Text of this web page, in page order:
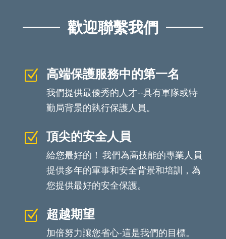
歡迎聯繫我們
Z 高端保護服務中的第一名
我們提供最優秀的人才--具有軍隊或特
勤局背景的執行保護人員。
Z 頂尖的安全人員
給您最好的！ 我們為高技能的專業人員
提供多年的軍事和安全背景和培訓，為
您提供最好的安全保護。
Z 超越期望
加倍努力讓您省心-這是我們的目標。